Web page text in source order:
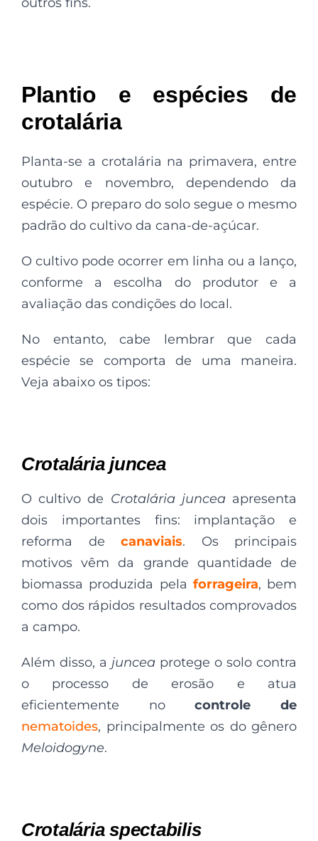
Plantio e espécies de
crotalária
Planta-se a crotalária na primavera, entre
outubro e novembro, dependendo da
espécie. O preparo do solo segue o mesmo
padrão do cultivo da cana-de-açúcar.
O cultivo pode ocorrer em linha ou a lanço,
conforme a escolha do produtor e a
avaliação das condições do local.
No entanto, cabe lembrar que cada
espécie se comporta de uma maneira.
Veja abaixo os tipos:
Crotalária juncea
O cultivo de Crotalária junceaapresenta
dois importantes fins: implantação e
reforma de canaviais. Os principais
motivos vêm da grande quantidade de
biomassa produzida pela forrageira, bem
como dos rápidos resultados comprovados
a campo.
Além disso, a juncea protege o solo contra
o processo de erosão e atua
eficientemente nocontrole de
nematoides, principalmente os do gênero
Meloidogyne.
Crotalária spectabilis